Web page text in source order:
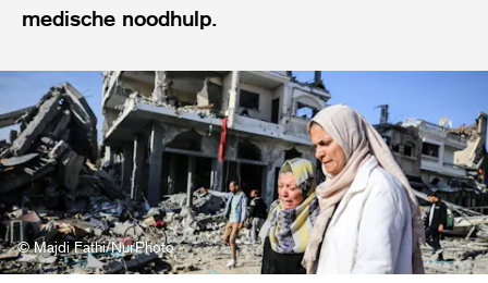
medische noodhulp.
© Majdi Fathi/NurPhoto